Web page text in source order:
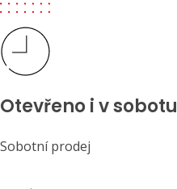
Otevřeno i v sobotu
Sobotní prodej